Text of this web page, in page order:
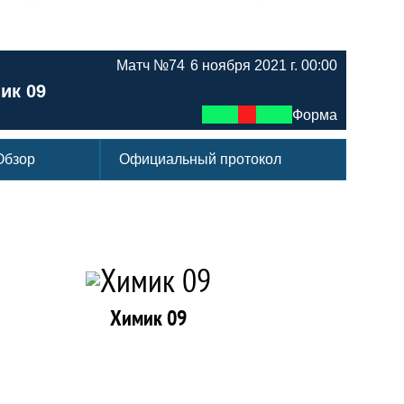
Матч №74 6 ноября 2021 г. 00:00
09
Форма
Официальный протокол
Химик 09